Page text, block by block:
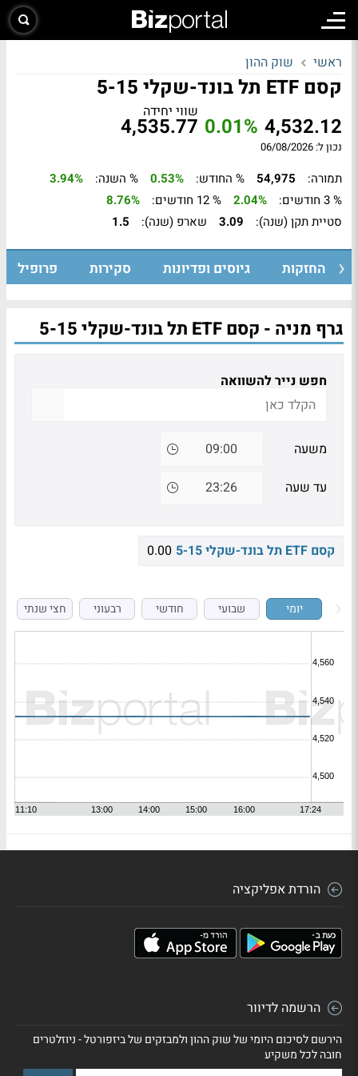
ראשי שוק ההון
קסם ETF תל בונד-שקלי 5-15
4,532.12
0.01%
שווי יחידה
4,535.77
נכון ל: 06/08/2026
תמורה: 54,975 % החודש: 0.53% % השנה:
3.94%
% 3 חודשים:
2.04% % 12 חודשים:
8.76%
סטיית תקן (שנה):
3.09 שארפ (שנה): 1.5
החזקות גיוסים ופדיונות סקירות פרופיל
גרף מניה - קסם ETF תל בונד-שקלי 5-15
חפש נייר להשוואה
משעה
עד שעה
קסם ETF תל בונד-שקלי 5-15 0.00
יומי שבועי חודשי רבעוני חצי שנתי
הורדת אפליקציה
הרשמה לדיוור
הירשם לסיכום היומי של שוק ההון ולמבזקים של ביזפורטל - ניוזלטרים
חובה לכל משקיע